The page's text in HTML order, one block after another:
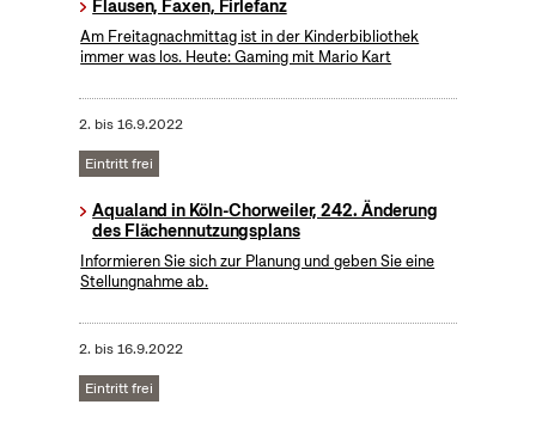
Flausen, Faxen, Firlefanz
Am Freitagnachmittag ist in der Kinderbibliothek
immer was los. Heute: Gaming mit Mario Kart
2. bis16.9.2022
Eintritt frei
Aqualand in Köln-Chorweiler, 242. Änderung
des Flächennutzungsplans
Informieren Sie sich zur Planung und geben Sie eine
Stellungnahme ab.
2. bis16.9.2022
Eintritt frei